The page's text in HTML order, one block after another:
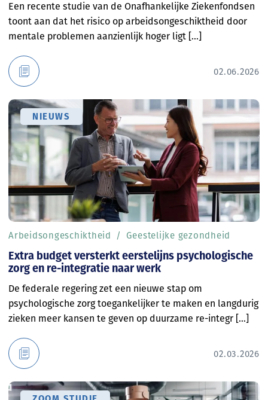
Een recente studie van de Onafhankelijke Ziekenfondsen
toont aan dat het risico op arbeidsongeschiktheid door
mentale problemen aanzienlijk hoger ligt [...]
02.06.2026
Extra budget versterkt eerstelijns psychologische
zorg en re-integratie naar werk
NIEUWS
De federale regering zet een nieuwe stap om
psychologische zorg toegankelijker te maken en langdurig
zieken meer kansen te geven op duurzame re-integr [...]
Arbeidsongeschiktheid Geestelijke gezondheid
02.03.2026